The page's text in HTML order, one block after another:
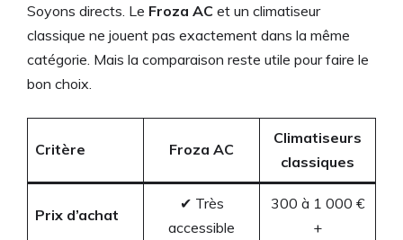
Soyons directs. Le Froza AC et un climatiseur
classique ne jouent pas exactement dans la même
catégorie. Mais la comparaison reste utile pour faire le
bon choix.
Critère Froza AC
Climatiseurs
classiques
Prix d’achat
✔ Très
accessible
300 à 1 000 €
+